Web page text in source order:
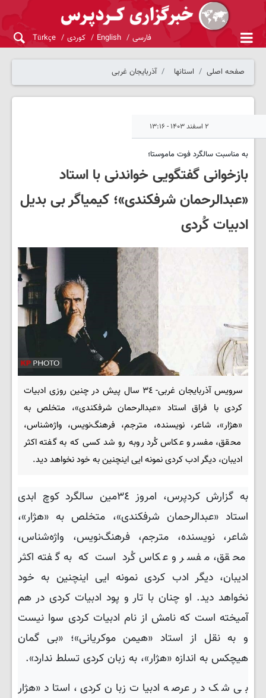
فارسی English کوردی Türkçe
صفحه اصلی استانها آذربایجان غربی
۲ اسفند ۱۴۰۳ - ۱۳:۱۶
به مناسبت سالگرد فوت ماموستا؛
بازخوانی گفتگویی خواندنی با استاد
«عبدالرحمان شرفکندی»؛ کیمیاگر بی بدیل
ادبیات کُردی
سرویس آذربایجان غربی- ٣٤ سال پیش در چنین روزی ادبیات
کردی با فراق استاد «عبدالرحمان شرفکندی»، متخلص به
«هژار»، شاعر، نویسنده، مترجم، فرهنگ‌نویس، واژه‌شناس،
محقق، مفسر و عکاس کُرد روبه رو شد کسی که به گفته اکثر
ادیبان، دیگر ادب کردی نمونه ایی اینچنین به خود نخواهد دید.
به گزارش کردپرس، امروز ٣٤مین سالگرد کوچ ابدی
استاد «عبدالرحمان شرفکندی»، متخلص به «هژار»،
شاعر، نویسنده، مترجم، فرهنگ‌نویس، واژه‌شناس،
محقق، مفسر و عکاس کُرد است که به گفته اکثر
ادیبان، دیگر ادب کردی نمونه ایی اینچنین به خود
نخواهد دید. او چنان با تار و پود ادبیات کردی در هم
آمیخته است که نامش از نام ادبیات کردی سوا نیست
و به نقل از استاد «هیمن موکریانی»؛ «بی گمان
هیچکس به اندازه «هژار»، به زبان کردی تسلط ندارد».
بی شک در عرصه ادبیات زبان کردی، استاد «هژار